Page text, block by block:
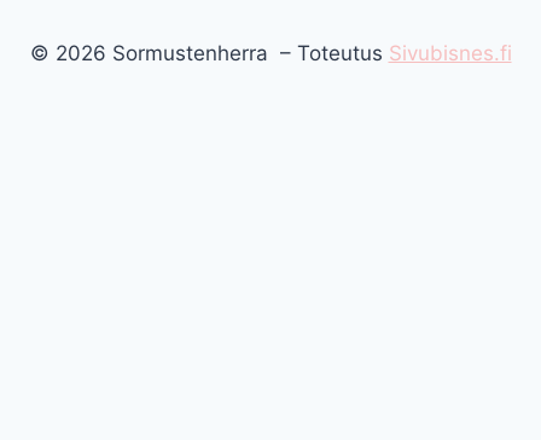
© 2026 Sormustenherra – Toteutus Sivubisnes.fi